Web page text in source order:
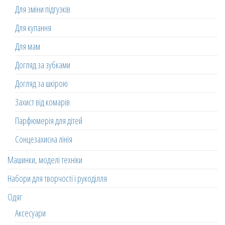
Для зміни підгузків
Для купання
Для мам
Догляд за зубками
Догляд за шкірою
Захист від комарів
Парфюмерія для дітей
Сонцезахисна лінія
Машинки, моделі техніки
Набори для творчості і рукоділля
Одяг
Аксесуари